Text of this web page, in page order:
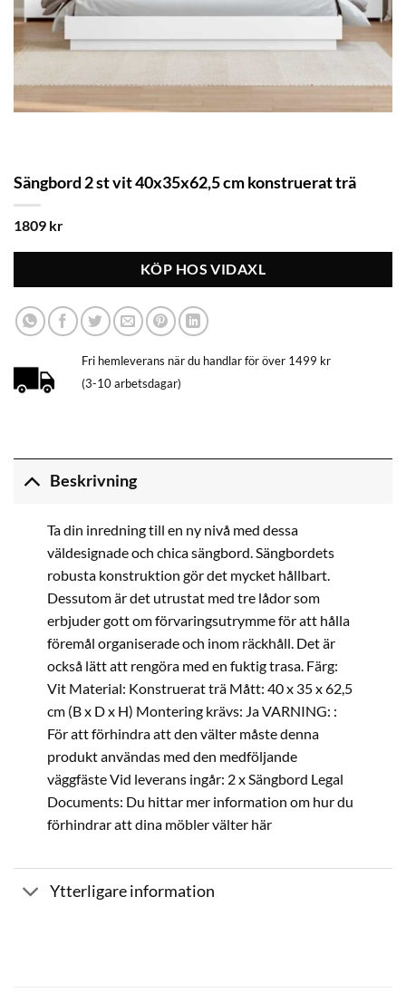
Sängbord 2 st vit 40x35x62,5 cm konstruerat trä
1809 kr
KÖP HOS VIDAXL
Fri hemleverans när du handlar för över 1499 kr
(3-10 arbetsdagar)
Beskrivning
Ta din inredning till en ny nivå med dessa
väldesignade och chica sängbord. Sängbordets
robusta konstruktion gör det mycket hållbart.
Dessutom är det utrustat med tre lådor som
erbjuder gott om förvaringsutrymme för att hålla
föremål organiserade och inom räckhåll. Det är
också lätt att rengöra med en fuktig trasa. Färg:
Vit Material: Konstruerat trä Mått: 40 x 35 x 62,5
cm (B x D x H) Montering krävs: Ja VARNING: :
För att förhindra att den välter måste denna
produkt användas med den medföljande
väggfäste Vid leverans ingår: 2 x Sängbord Legal
Documents: Du hittar mer information om hur du
förhindrar att dina möbler välter här
Ytterligare information